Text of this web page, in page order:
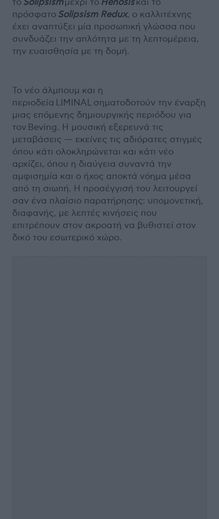
το Solipsismμέχρι το Henosisκαι το
πρόσφατο Solipsism Redux, ο καλλιτέχνης
έχει αναπτύξει μία προσωπική γλώσσα που
συνδυάζει την απλότητα με τη λεπτομέρεια,
την ευαισθησία με τη δομή.
Το νέο άλμπουμ και η
περιοδεία LIMINAL σηματοδοτούν την έναρξη
μιας επόμενης δημιουργικής περιόδου για
τον Beving. Η μουσική εξερευνά τις
μεταβάσεις — εκείνες τις αδιόρατες στιγμές
όπου κάτι ολοκληρώνεται και κάτι νέο
αρχίζει, όπου η διαύγεια συναντά την
αμφισημία και ο ήχος αποκτά νόημα μέσα
από τη σιωπή. Η προσέγγισή του λειτουργεί
σαν ένα πλαίσιο παρατήρησης: υπομονετική,
διαφανής, με λεπτές κινήσεις που
επιτρέπουν στον ακροατή να βυθιστεί στον
δικό του εσωτερικό χώρο.